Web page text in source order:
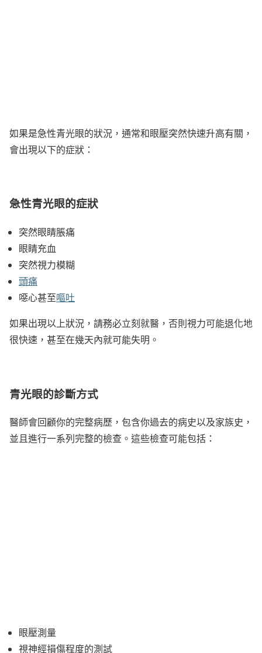
如果是急性青光眼的狀況，通常和眼壓突然快速升高有關，
會出現以下的症狀：
急性青光眼的症狀
突然眼睛脹痛
眼睛充血
突然視力模糊
頭痛
噁心甚至嘔吐
如果出現以上狀況，請務必立刻就醫，否則視力可能退化地
很快速，甚至在幾天內就可能失明。
青光眼的診斷方式
醫師會回顧你的完整病歷，包含你過去的病史以及家族史，
並且進行一系列完整的檢查。這些檢查可能包括：
眼壓測量
視神經損傷程度的測試